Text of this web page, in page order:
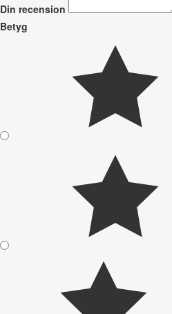
Din recension
Betyg